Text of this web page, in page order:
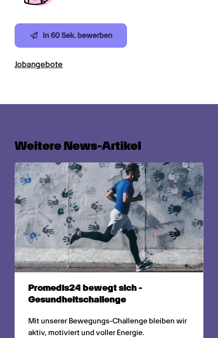
In 60 Sek. bewerben
Jobangebote
Weitere News-Artikel
Promedis24 bewegt sich -
Gesundheitschallenge
Mit unserer Bewegungs-Challenge bleiben wir
aktiv, motiviert und voller Energie.